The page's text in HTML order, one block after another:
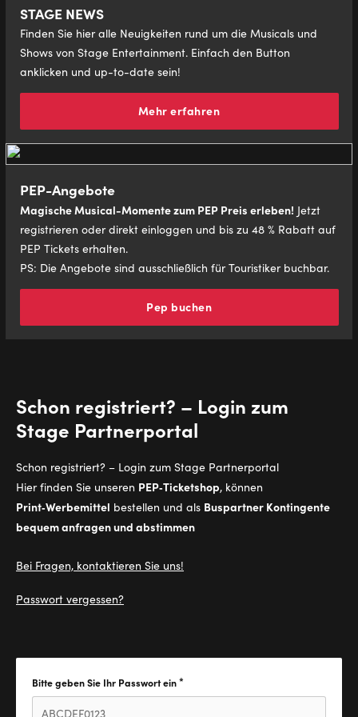
STAGE NEWS
Finden Sie hier alle Neuigkeiten rund um die Musicals und
Shows von Stage Entertainment. Einfach den Button
anklicken und up-to-date sein!
Mehr erfahren
PEP-Angebote
Magische Musical-Momente zum PEP Preis erleben! Jetzt
registrieren oder direkt einloggen und bis zu 48 % Rabatt auf
PEP Tickets erhalten.
PS: Die Angebote sind ausschließlich für Touristiker buchbar.
Pep buchen
Schon registriert? – Login zum
Stage Partnerportal
Schon registriert? – Login zum Stage Partnerportal
Hier finden Sie unseren PEP‑Ticketshop, können
Print‑Werbemittel bestellen und als Buspartner Kontingente
bequem anfragen und abstimmen
Bei Fragen, kontaktieren Sie uns!
Passwort vergessen?
Bitte geben Sie Ihr Passwort ein*